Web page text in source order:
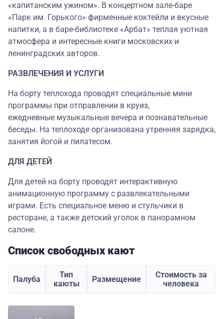
«капитанским ужином». В концертном зале-баре
«Парк им. Горького» фирменные коктейли и вкусные
напитки, а в баре-библиотеке «Арбат» теплая уютная
атмосфера и интересные книги московских и
ленинградских авторов.
РАЗВЛЕЧЕНИЯ И УСЛУГИ
На борту теплохода проводят специальные мини
программы при отправлении в круиз,
ежедневные музыкальные вечера и познавательные
беседы. На теплоходе организована утренняя зарядка,
занятия йогой и пилатесом.
ДЛЯ ДЕТЕЙ
Для детей на борту проводят интерактивную
анимационную программу с развлекательными
играми. Есть специальное меню и стульчики в
ресторане, а также детский уголок в панорамном
салоне.
Список свободных кают
Палуба
Тип
каюты
Размещение
Стоимость за
человека